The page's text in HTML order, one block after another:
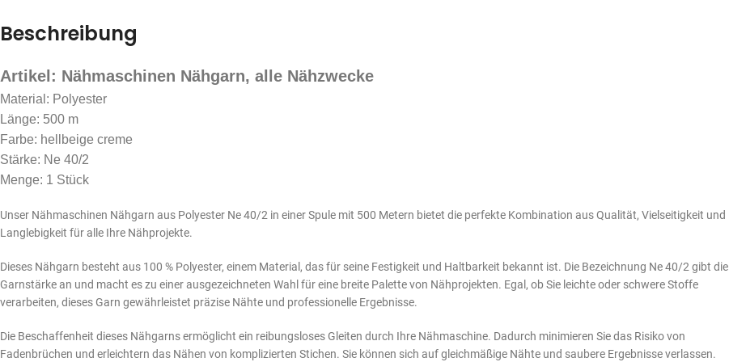
Beschreibung
Artikel: Nähmaschinen Nähgarn, alle Nähzwecke
Material: Polyester
Länge: 500 m
Farbe: hellbeige creme
Stärke: Ne 40/2
Menge: 1 Stück
Unser Nähmaschinen Nähgarn aus Polyester Ne 40/2 in einer Spule mit 500 Metern bietet die perfekte Kombination aus Qualität, Vielseitigkeit und
Langlebigkeit für alle Ihre Nähprojekte.
Dieses Nähgarn besteht aus 100 % Polyester, einem Material, das für seine Festigkeit und Haltbarkeit bekannt ist. Die Bezeichnung Ne 40/2 gibt die
Garnstärke an und macht es zu einer ausgezeichneten Wahl für eine breite Palette von Nähprojekten. Egal, ob Sie leichte oder schwere Stoffe
verarbeiten, dieses Garn gewährleistet präzise Nähte und professionelle Ergebnisse.
Die Beschaffenheit dieses Nähgarns ermöglicht ein reibungsloses Gleiten durch Ihre Nähmaschine. Dadurch minimieren Sie das Risiko von
Fadenbrüchen und erleichtern das Nähen von komplizierten Stichen. Sie können sich auf gleichmäßige Nähte und saubere Ergebnisse verlassen.